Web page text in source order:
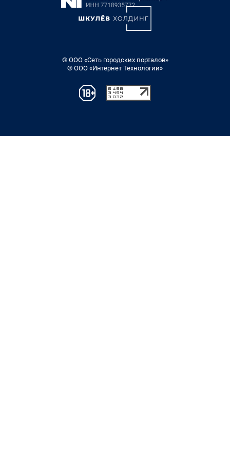
© ООО «Сеть городских порталов»
© ООО «Интернет Технологии»